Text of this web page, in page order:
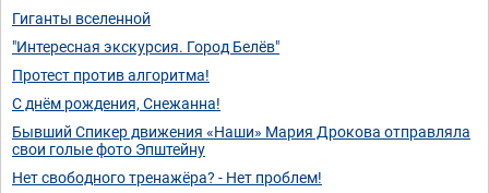
Гиганты вселенной
"Интересная экскурсия. Город Белёв"
Протест против алгоритма!
С днём рождения, Снежанна!
Бывший Спикер движения «Наши» Мария Дрокова отправляла
свои голые фото Эпштейну
Нет свободного тренажёра? - Нет проблем!